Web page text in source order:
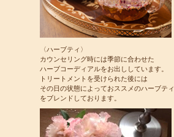
〈ハーブティ〉
カウンセリング時には季節に合わせた
ハーブコーディアルをお出ししています。
トリートメントを受けられた後には
その日の状態によっておススメのハーブティ
をブレンドしております。